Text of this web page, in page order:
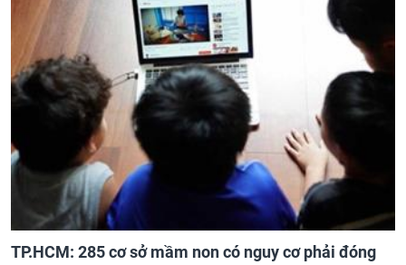
TP.HCM: 285 cơ sở mầm non có nguy cơ phải đóng